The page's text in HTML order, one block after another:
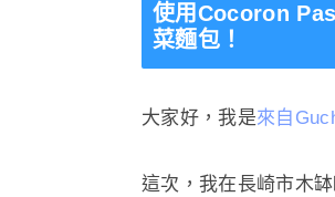
使用Cocoron
菜麵包！
大家好，我是來自
這次，我在長崎市木